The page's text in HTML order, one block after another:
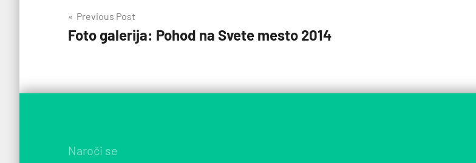
Navigacija
prispevka
Previous Post
Foto galerija: Pohod na Svete mesto 2014
Naroči se